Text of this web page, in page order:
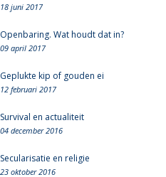
18 juni 2017
Openbaring. Wat houdt dat in?
09 april 2017
Geplukte kip of gouden ei
12 februari 2017
Survival en actualiteit
04 december 2016
Secularisatie en religie
23 oktober 2016